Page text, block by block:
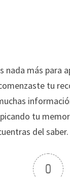
nada más para
tu
tu
del saber.
0